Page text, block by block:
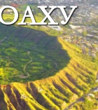
ОАХУ